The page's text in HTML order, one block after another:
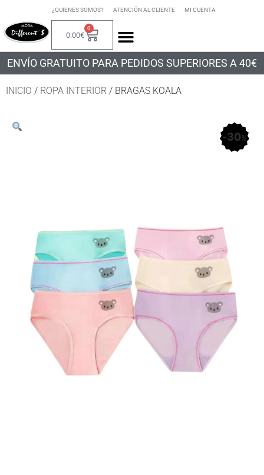
¿QUIENES SOMOS? ATENCIÓN AL CLIENTE MI CUENTA
0.00€
0
ENVÍO GRATUITO PARA PEDIDOS SUPERIORES A 40€
INICIO / ROPA INTERIOR / BRAGAS KOALA
30%